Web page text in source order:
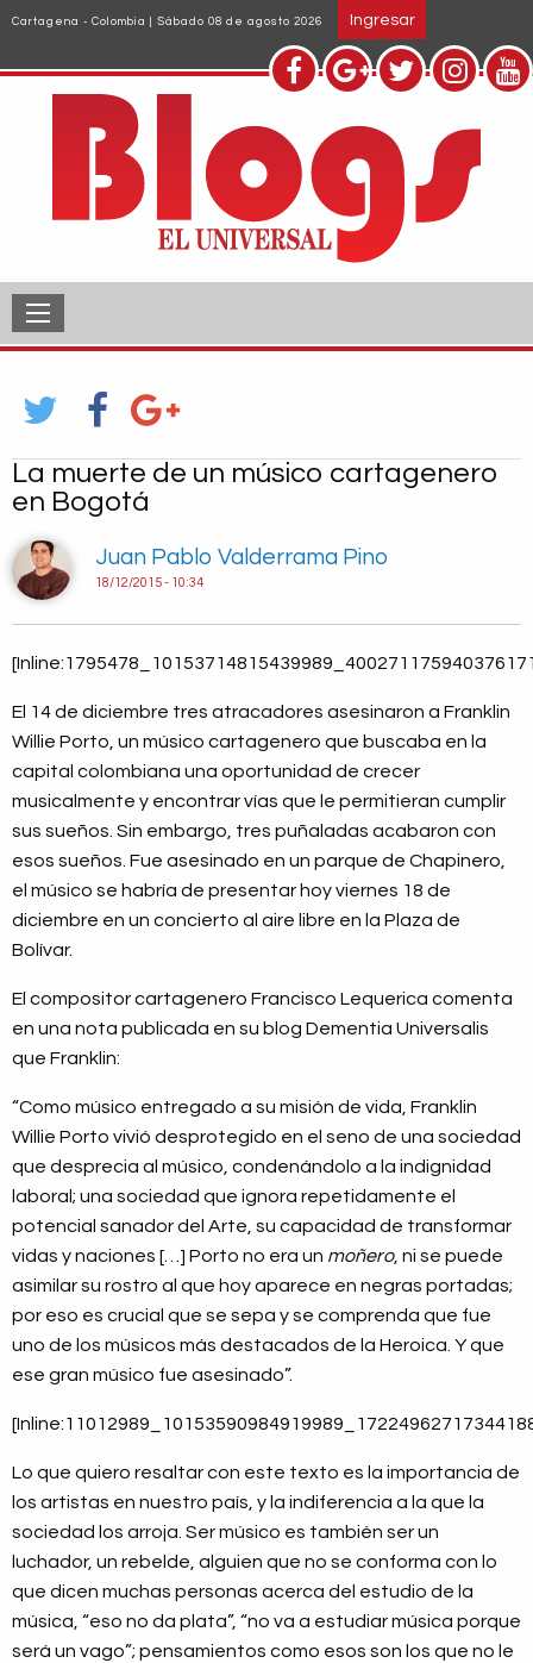
Pasar
contenido
principal
Cartagena - Colombia | Sábado 08 de agosto 2026 Ingresar
La muerte de un músico cartagenero
en Bogotá
Juan Pablo Valderrama Pino
18/12/2015 - 10:34
El 14 de diciembre tres atracadores asesinaron a Franklin
Willie Porto, un músico cartagenero que buscaba en la
capital colombiana una oportunidad de crecer
musicalmente y encontrar vías que le permitieran cumplir
sus sueños. Sin embargo, tres puñaladas acabaron con
esos sueños. Fue asesinado en un parque de Chapinero,
el músico se habría de presentar hoy viernes 18 de
diciembre en un concierto al aire libre en la Plaza de
Bolívar.
El compositor cartagenero Francisco Lequerica comenta
en una nota publicada en su blog Dementia Universalis
que Franklin:
“Como músico entregado a su misión de vida, Franklin
Willie Porto vivió desprotegido en el seno de una sociedad
que desprecia al músico, condenándolo a la indignidad
laboral; una sociedad que ignora repetidamente el
potencial sanador del Arte, su capacidad de transformar
vidas y naciones […] Porto no era un moñero, ni se puede
asimilar su rostro al que hoy aparece en negras portadas;
por eso es crucial que se sepa y se comprenda que fue
uno de los músicos más destacados de la Heroica. Y que
ese gran músico fue asesinado”.
Lo que quiero resaltar con este texto es la importancia de
los artistas en nuestro país, y la indiferencia a la que la
sociedad los arroja. Ser músico es también ser un
luchador, un rebelde, alguien que no se conforma con lo
que dicen muchas personas acerca del estudio de la
música, “eso no da plata”, “no va a estudiar música porque
será un vago”; pensamientos como esos son los que no le